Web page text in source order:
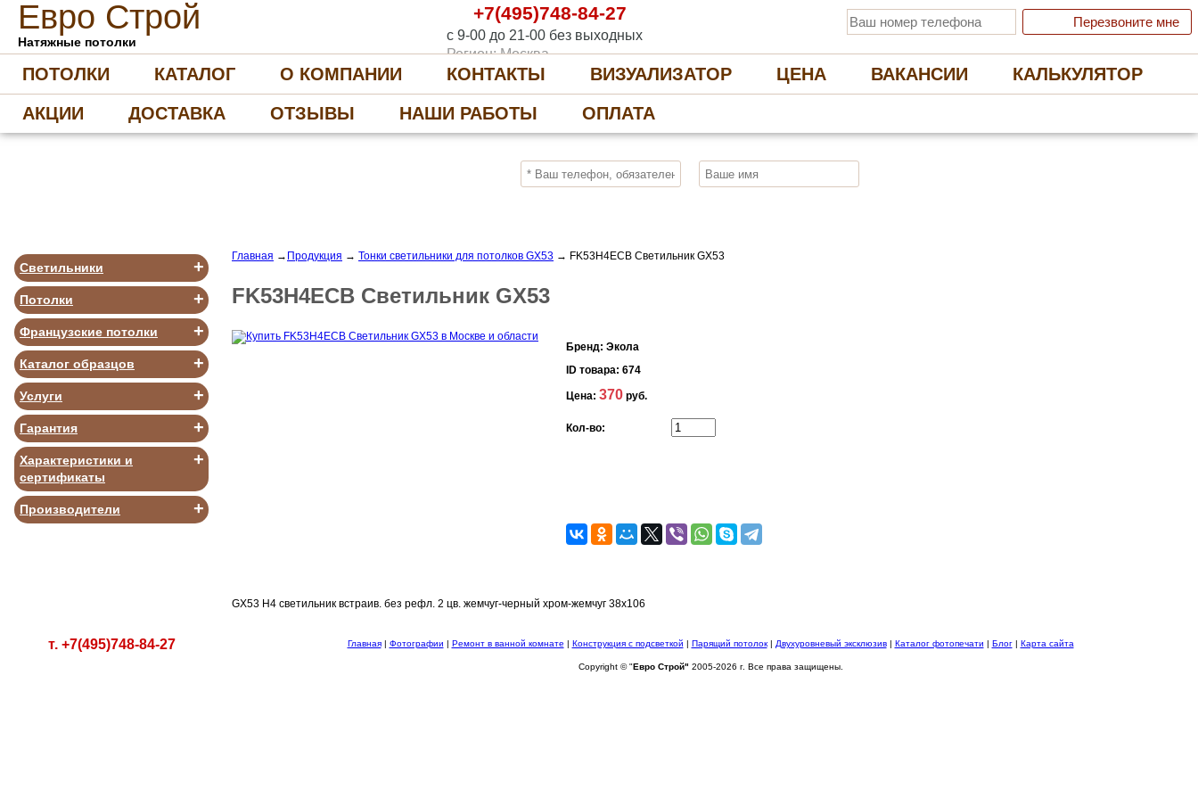
Евро Строй
Натяжные потолки
+7(495)748-84-27
с 9-00 до 21-00 без выходных
Регион: Москва
Перезвоните мне
ПОТОЛКИ КАТАЛОГ О КОМПАНИИ КОНТАКТЫ ВИЗУАЛИЗАТОР ЦЕНА ВАКАНСИИ
КАЛЬКУЛЯТОР
АКЦИИ
ДОСТАВКА ОТЗЫВЫ НАШИ РАБОТЫ
ОПЛАТА
ПОЛУЧИ СКИДКУ10%СЕЙЧАС, ЗАКАЖИ ЭКОЛОГИЧНЫЕ НАТЯЖНЫЕ ПОТОЛКИ
Светильники +
Потолки +
Французские потолки +
Каталог образцов +
Услуги +
Гарантия +
Характеристики и
сертификаты
+
Производители +
Главная → Продукция → Тонки светильники для потолков GX53 → FK53H4ECB Светильник GX53
FK53H4ECB Светильник GX53
Бренд: Экола
ID товара: 674
Цена: 370 руб.
Кол-во:
GX53 H4 светильник встраив. без рефл. 2 цв. жемчуг-черный хром-жемчуг 38х106
т. +7(495)748-84-27 Главная| Фотографии | Ремонт в ванной комнате | Конструкция с подсветкой | Парящий потолок| Двухуровневый эксклюзив| Каталог фотопечати | Блог| Карта сайта
Copyright © "Евро Строй" 2005-2026 г. Все права защищены.